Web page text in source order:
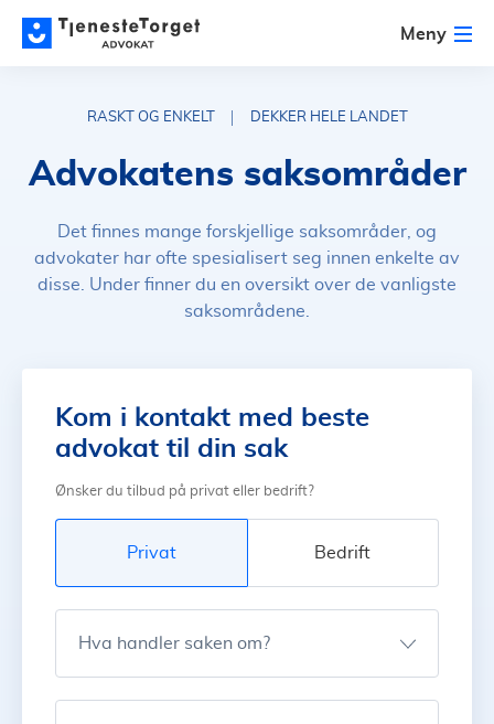
Meny
RASKT OG ENKELT DEKKER HELE LANDET
Advokatens saksområder
Det finnes mange forskjellige saksområder, og
advokater har ofte spesialisert seg innen enkelte av
disse. Under finner du en oversikt over de vanligste
saksområdene.
Kom i kontakt med beste
advokat til din sak
Ønsker du tilbud på privat eller bedrift?
Privat Bedrift
Hva handler saken om?